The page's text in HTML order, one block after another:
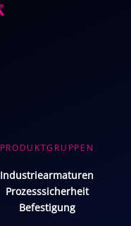
PRODUKTGRUPPEN
Industriearmaturen
Prozesssicherheit
Befestigung